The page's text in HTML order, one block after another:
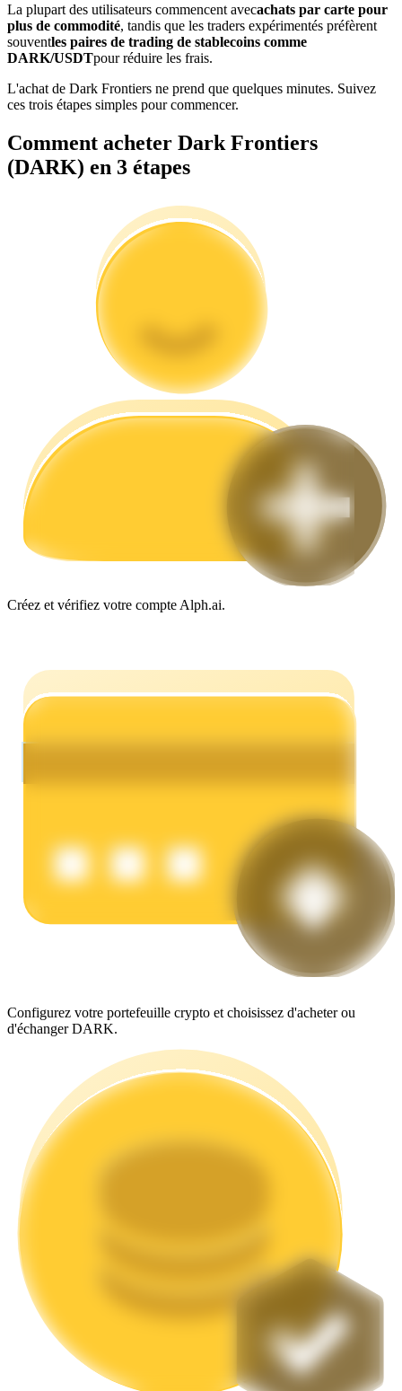
Information
Analyse de mégadonnées, y compris des informations
commerciales, etc.
Guide de démarrage des contrats à terme
Gagner
Cochon de puissance
Jalonnement
Des rendements élevés et un accès instantané
Staking flexible pour gagner des jetons populaires
La plupart des utilisateurs commencent avecachats par carte pour
plus de commodité, tandis que les traders expérimentés préfèrent
souventles paires de trading de stablecoins comme
DARK/USDTpour réduire les frais.
L'achat de Dark Frontiers ne prend que quelques minutes. Suivez
ces trois étapes simples pour commencer.
Comment acheter Dark Frontiers
(DARK) en 3 étapes
Créez et vérifiez votre compte Alph.ai.
Configurez votre portefeuille crypto et choisissez d'acheter ou
d'échanger DARK.